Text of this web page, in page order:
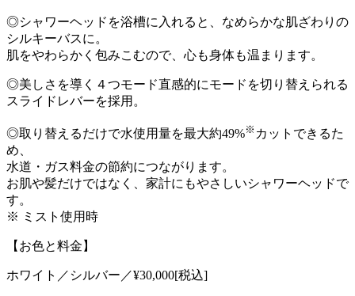
◎シャワーヘッドを浴槽に入れると、なめらかな肌ざわりの
シルキーバスに。
肌をやわらかく包みこむので、心も身体も温まります。
◎美しさを導く４つモード直感的にモードを切り替えられる
スライドレバーを採用。
◎取り替えるだけで水使用量を最大約49%※ カットできるた
め、
水道・ガス料金の節約につながります。
お肌や髪だけではなく、家計にもやさしいシャワーヘッドで
す。
※ ミスト使用時
【お色と料金】
ホワイト／シルバー／¥30,000[税込]